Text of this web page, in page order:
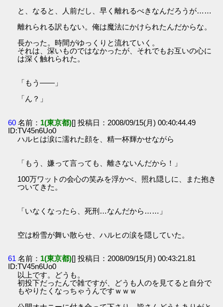
と、なると、人前だし、早く離れるべきなんだろうが……
離れられる訳もない。俺は魔法にかけられたんだからな。
長かった。時間がゆっくりと流れていく。
それは、深いものではなかったが、それでもお互いの心に
は深く触れられた。
「もう――」
「ん？」
60 名前： 1(東京都)[] 投稿日：2008/09/15(月) 00:40:44.49
ID:TV45n6Uo0
ハルヒは涙に濡れた顔を、精一杯輝かせながら
「もう、嫌って言っても、離さないんだから！」
100万ワットの会心の笑みを浮かべ、照れ隠しに、また抱き
ついてきた。
「いなくなったら、死刑…なんだから……」
空は粉雪が舞い散らせ、ハルヒの涙を隠していた。
61 名前： 1(東京都)[] 投稿日：2008/09/15(月) 00:43:21.81
ID:TV45n6Uo0
以上です。どうも。
初投下だったんで雑ですが、どうも人のを見てると自分で
もやりたくなっちゃうんですｗｗｗ